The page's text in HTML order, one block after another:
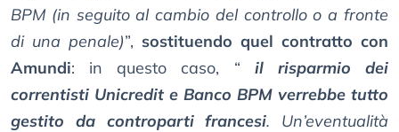
BPM (in seguito al cambio del controllo o a fronte
di una penale)”, sostituendo quel contratto con
Amundi: in questo caso, “
il risparmio dei
correntisti Unicredit e Banco BPM verrebbe tutto
gestito da controparti francesi. Un’eventualità